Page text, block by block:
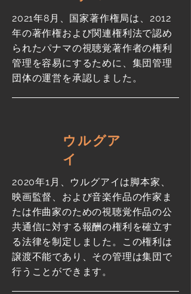
2021年8月、国家著作権局は、2012
年の著作権および関連権利法で認め
られたパナマの視聴覚著作者の権利
管理を容易にするために、集団管理
団体の運営を承認しました。
ウルグア
イ
2020年1月、ウルグアイは脚本家、
映画監督、および音楽作品の作家ま
たは作曲家のための視聴覚作品の公
共通信に対する報酬の権利を確立す
る法律を制定しました。この権利は
譲渡不能であり、その管理は集団で
行うことができます。